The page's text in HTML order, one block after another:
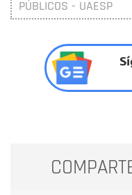
PÚBLICOS - UAESP